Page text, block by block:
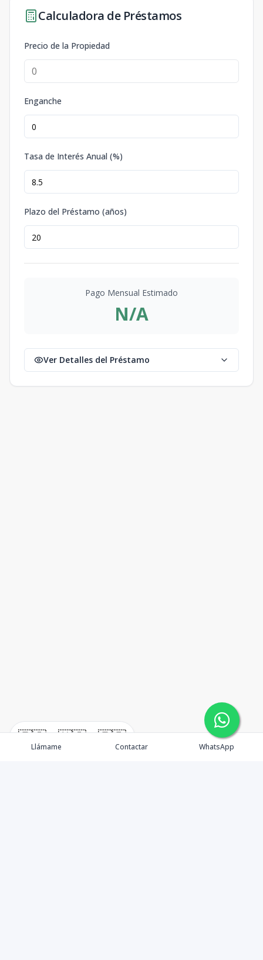
🇪🇸 🇺🇸 🇫🇷
Calculadora de Préstamos
Precio de la Propiedad
Enganche
Tasa de Interés Anual (%)
Plazo del Préstamo (años)
Pago Mensual Estimado
N/A
Ver Detalles del Préstamo
Llámame Contactar WhatsApp